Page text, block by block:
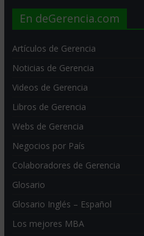
En deGerencia.com
Artículos de Gerencia
Noticias de Gerencia
Videos de Gerencia
Libros de Gerencia
Webs de Gerencia
Negocios por País
Colaboradores de Gerencia
Glosario
Glosario Inglés – Español
Los mejores MBA